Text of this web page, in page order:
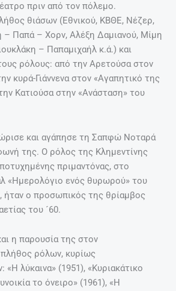
πριν από τον πόλεμο.
θιάσων (Εθνικού, ΚΒΘΕ, Νέζερ,
– Παπά – Χορν, Αλέξη Δαμιανού, Μίμη
– Παπαμιχαήλ κ.ά.) και
ρόλους: από την Αρετούσα στον
κυρά-Γιάννενα στον «Αγαπητικό της
Κατιούσα στην «Ανάσταση» του
και αγάπησε τη Σαπφώ Νοταρά
της. Ο ρόλος της Κλημεντίνης
πριμαντόνας, στο
«Ημερολόγιο ενός θυρωρού» του
ο προσωπικός της θρίαμβος
του ´60.
η παρουσία της στον
ρόλων, κυρίως
«Η λύκαινα» (1951), «Κυριακάτικο
το όνειρο» (1961), «Η